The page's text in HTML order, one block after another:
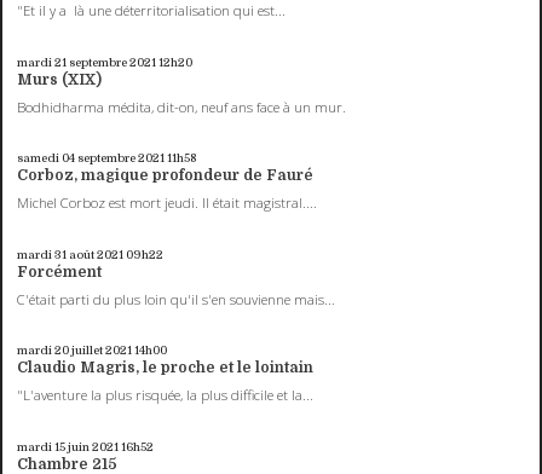
"Et il y a là une déterritorialisation qui est...
mardi 21 septembre 2021 12h20
Murs (XIX)
Bodhidharma médita, dit-on, neuf ans face à un mur.
samedi 04 septembre 2021 11h58
Corboz, magique profondeur de Fauré
Michel Corboz est mort jeudi. Il était magistral....
mardi 31 août 2021 09h22
Forcément
C'était parti du plus loin qu'il s'en souvienne mais...
mardi 20juillet 202114h00
Claudio Magris, le proche et le lointain
"L'aventure la plus risquée, la plus difficile et la...
mardi 15juin 2021 16h52
Chambre 215